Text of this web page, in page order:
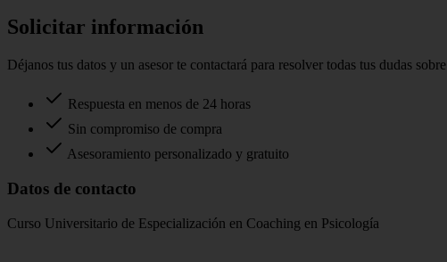
Solicitar información
Déjanos tus datos y un asesor te contactará para resolver todas tus dudas sobre
Respuesta en menos de 24 horas
Sin compromiso de compra
Asesoramiento personalizado y gratuito
Datos de contacto
Curso Universitario de Especialización en Coaching en Psicología